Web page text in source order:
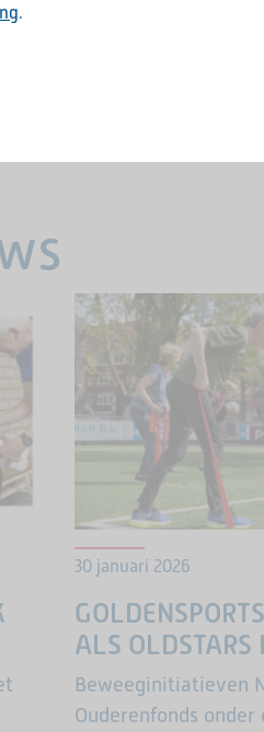
30 januari 2026
ALS OLDSTARS
Beweeginitiatieven
Ouderenfonds
.